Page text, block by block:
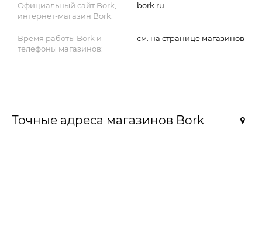
Официальный сайт Bork,
интернет-магазин Bork:
bork.ru
Время работы Bork и
телефоны магазинов:
см. на странице магазинов
Точные адреса магазинов Bork